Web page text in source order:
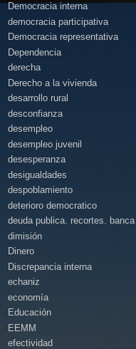
Democracia interna
democracia participativa
Democracia representativa
Dependencia
derecha
Derecho a la vivienda
desarrollo rural
desconfianza
desempleo
desempleo juvenil
desesperanza
desigualdades
despoblamiento
deterioro democratico
deuda publica. recortes. banca
dimisión
Dinero
Discrepancia interna
echaniz
economía
Educación
EEMM
efectividad